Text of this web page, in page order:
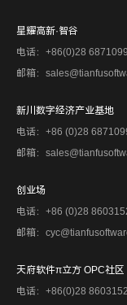
星耀高新·智谷
电话：+86(0)28
邮箱：
新川数字经济产业基地
电话：+86 (0)28
邮箱：
创业场
电话：+86 (0)28
邮箱：
天府软件π立方 OPC社区
电话：+86(0)28